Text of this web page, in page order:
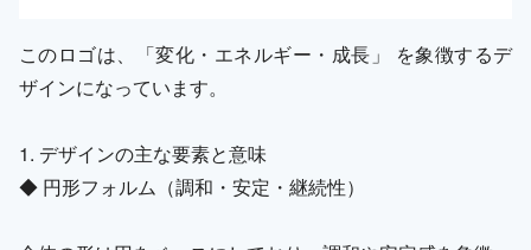
このロゴは、「変化・エネルギー・成長」 を象徴するデ
ザインになっています。
1. デザインの主な要素と意味
◆ 円形フォルム（調和・安定・継続性）